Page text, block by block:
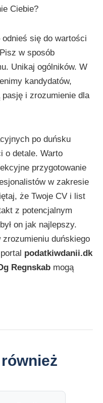
Ciebie?
się do wartości
w sposób
Unikaj ogólników. W
kandydatów,
i zrozumienie dla
po duńsku
o detale. Warto
przygotowanie
w zakresie
że Twoje CV i list
z potencjalnym
on jak najlepszy.
duńskiego
podatkiwdanii.dk
Regnskab mogą